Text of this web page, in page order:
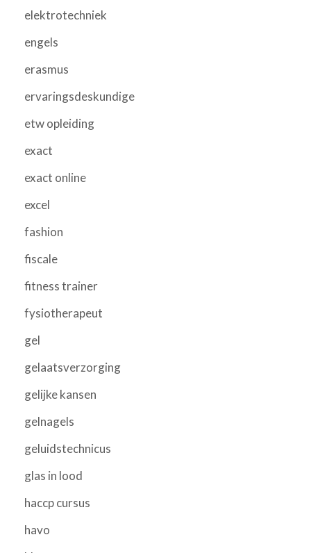
elektrotechniek
engels
erasmus
ervaringsdeskundige
etw opleiding
exact
exact online
excel
fashion
fiscale
fitness trainer
fysiotherapeut
gel
gelaatsverzorging
gelijke kansen
gelnagels
geluidstechnicus
glas in lood
haccp cursus
havo